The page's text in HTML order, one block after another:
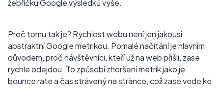
žebříčku Google výsledků výše.
Proč tomu tak je? Rychlost webu není jen jakousi
abstraktní Google metrikou. Pomalé načítání je hlavním
důvodem, proč návštěvníci, kteří už na web přišli, zase
rychle odejdou. To způsobí zhoršení metrik jako je
bounce rate a čas strávený na stránce, což zase vede ke